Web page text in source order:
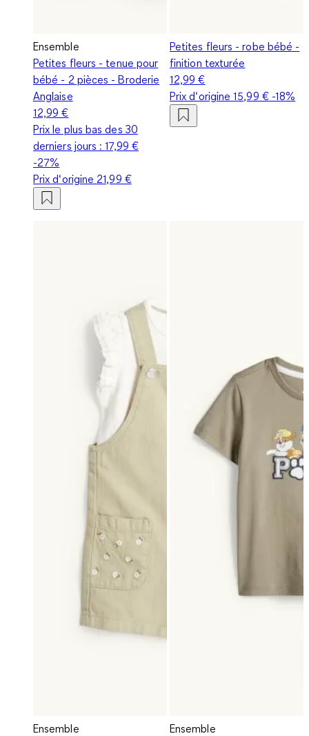
Ensemble
Petites fleurs - tenue pour
bébé - 2 pièces - Broderie
Anglaise
12,99 €
Prix le plus bas des 30
derniers jours :17,99 €
-27%
Prix d‘origine 21,99 €
Petites fleurs - robe bébé -
finition texturée
12,99 €
Prix d‘origine15,99 €-18%
Ensemble
Ensemble